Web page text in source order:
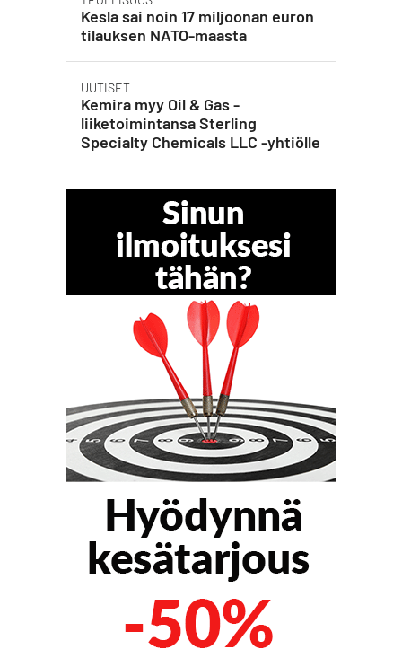
Kesla sai noin 17 miljoonan euron
tilauksen NATO-maasta
UUTISET
Kemira myy Oil & Gas -
liiketoimintansa Sterling
Specialty Chemicals LLC -yhtiölle